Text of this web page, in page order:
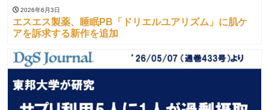
2026年6月3日
エスエス製薬、睡眠PB「ドリエルユアリズム」に肌ケ
アを訴求する新作を追加